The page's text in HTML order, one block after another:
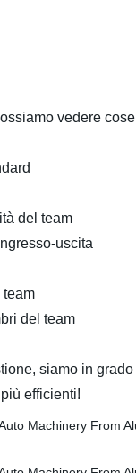
vedere
del team
uscita
team
del team
siamo in
efficienti!